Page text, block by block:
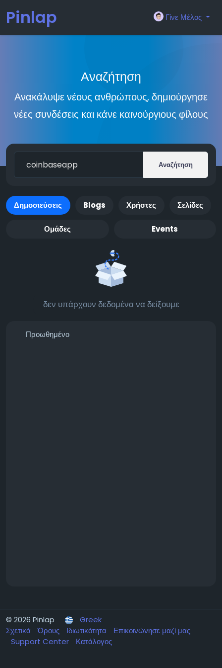
Pinlap Γίνε Μέλος
Αναζήτηση
Ανακάλυψε νέους ανθρώπους, δημιούργησε
νέες συνδέσεις και κάνε καινούργιους φίλους
Αναζήτηση
Δημοσιεύσεις Blogs Χρήστες Σελίδες
Ομάδες Events
δεν υπάρχουν δεδομένα να δείξουμε
Προωθημένο
© 2026 Pinlap
Greek
Σχετικά
Όρους Ιδιωτικότητα
Επικοινώνησε μαζί μας
Support Center
Κατάλογος